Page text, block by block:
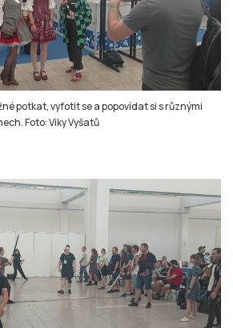
potkat, vyfotit se a popovídat si s různými
Foto: Viky Vyšatů